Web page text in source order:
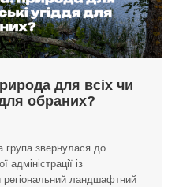
для всіх чи
обраних?
група звернулася до
адміністрації із
регіональний ландшафтний